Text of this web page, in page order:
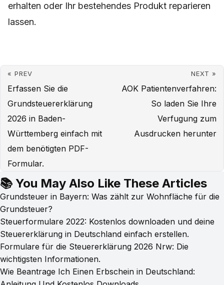
erhalten oder Ihr bestehendes Produkt reparieren
lassen.
« PREV
Erfassen Sie die
Grundsteuererklärung
2026 in Baden-
Württemberg einfach mit
dem benötigten PDF-
Formular.
NEXT »
AOK Patientenverfahren:
So laden Sie Ihre
Verfugung zum
Ausdrucken herunter
📚 You May Also Like These Articles
Grundsteuer in Bayern: Was zählt zur Wohnfläche für die
Grundsteuer?
Steuerformulare 2022: Kostenlos downloaden und deine
Steuererklärung in Deutschland einfach erstellen.
Formulare für die Steuererklärung 2026 Nrw: Die
wichtigsten Informationen.
Wie Beantrage Ich Einen Erbschein in Deutschland: